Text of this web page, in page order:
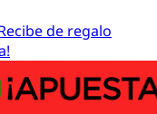
de regalo